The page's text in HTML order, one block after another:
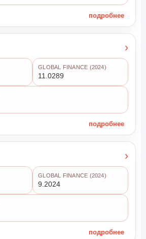
подробнее
›
GLOBAL FINANCE (2024)
11.0289
подробнее
›
GLOBAL FINANCE (2024)
9.2024
подробнее